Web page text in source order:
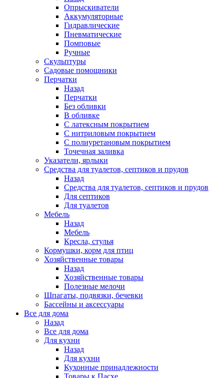
Опрыскиватели
Аккумуляторные
Гидравлические
Пневматические
Помповые
Ручные
Скульптуры
Садовые помощники
Перчатки
Назад
Перчатки
Без обливки
В обливке
С латексным покрытием
С нитриловым покрытием
С полиуретановым покрытием
Точечная заливка
Указатели, ярлыки
Средства для туалетов, септиков и прудов
Назад
Средства для туалетов, септиков и прудов
Для септиков
Для туалетов
Мебель
Назад
Мебель
Кресла, стулья
Кормушки, корм для птиц
Хозяйственные товары
Назад
Хозяйственные товары
Полезные мелочи
Шпагаты, подвязки, бечевки
Бассейны и аксессуары
Все для дома
Назад
Все для дома
Для кухни
Назад
Для кухни
Кухонные принадлежности
Товары к Пасхе